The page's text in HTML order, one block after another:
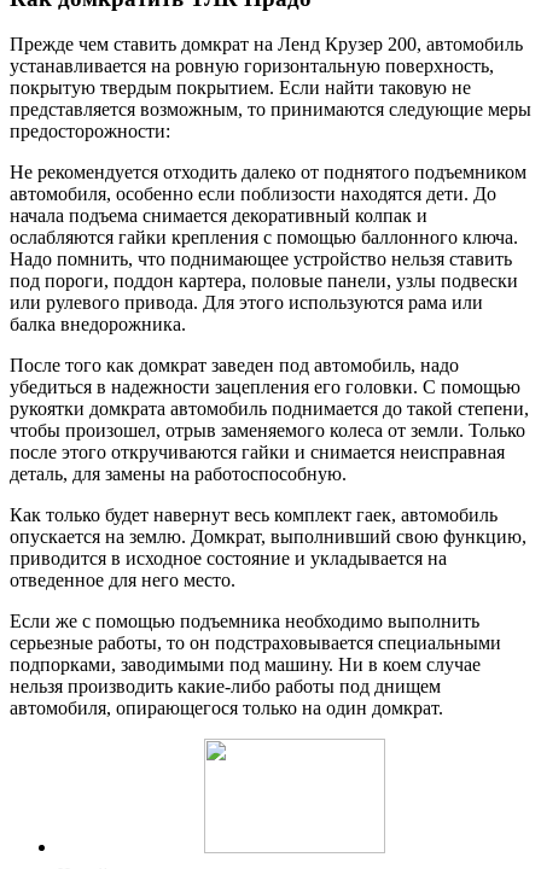
Прежде чем ставить домкрат на Ленд Крузер 200, автомобиль
устанавливается на ровную горизонтальную поверхность,
покрытую твердым покрытием. Если найти таковую не
представляется возможным, то принимаются следующие меры
предосторожности:
Не рекомендуется отходить далеко от поднятого подъемником
автомобиля, особенно если поблизости находятся дети. До
начала подъема снимается декоративный колпак и
ослабляются гайки крепления с помощью баллонного ключа.
Надо помнить, что поднимающее устройство нельзя ставить
под пороги, поддон картера, половые панели, узлы подвески
или рулевого привода. Для этого используются рама или
балка внедорожника.
После того как домкрат заведен под автомобиль, надо
убедиться в надежности зацепления его головки. С помощью
рукоятки домкрата автомобиль поднимается до такой степени,
чтобы произошел, отрыв заменяемого колеса от земли. Только
после этого откручиваются гайки и снимается неисправная
деталь, для замены на работоспособную.
Как только будет навернут весь комплект гаек, автомобиль
опускается на землю. Домкрат, выполнивший свою функцию,
приводится в исходное состояние и укладывается на
отведенное для него место.
Если же с помощью подъемника необходимо выполнить
серьезные работы, то он подстраховывается специальными
подпорками, заводимыми под машину. Ни в коем случае
нельзя производить какие-либо работы под днищем
автомобиля, опирающегося только на один домкрат.